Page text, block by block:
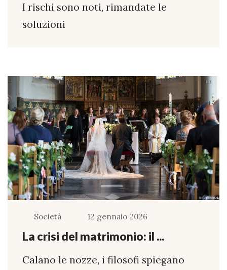
I rischi sono noti, rimandate le
soluzioni
Società 12 gennaio 2026
La crisi del matrimonio: il ...
Calano le nozze, i filosofi spiegano